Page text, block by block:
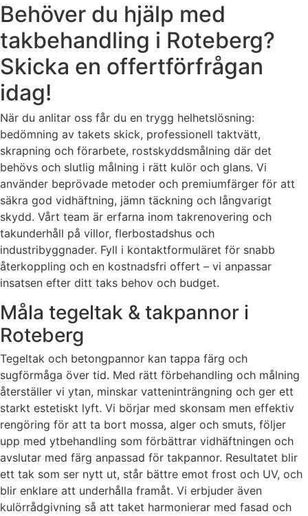
Behöver du hjälp med
takbehandling i Roteberg?
Skicka en offertförfrågan
idag!
När du anlitar oss får du en trygg helhetslösning:
bedömning av takets skick, professionell taktvätt,
skrapning och förarbete, rostskyddsmålning där det
behövs och slutlig målning i rätt kulör och glans. Vi
använder beprövade metoder och premiumfärger för att
säkra god vidhäftning, jämn täckning och långvarigt
skydd. Vårt team är erfarna inom takrenovering och
takunderhåll på villor, flerbostadshus och
industribyggnader. Fyll i kontaktformuläret för snabb
återkoppling och en kostnadsfri offert – vi anpassar
insatsen efter ditt taks behov och budget.
Måla tegeltak & takpannor i
Roteberg
Tegeltak och betongpannor kan tappa färg och
sugförmåga över tid. Med rätt förbehandling och målning
återställer vi ytan, minskar vatteninträngning och ger ett
starkt estetiskt lyft. Vi börjar med skonsam men effektiv
rengöring för att ta bort mossa, alger och smuts, följer
upp med ytbehandling som förbättrar vidhäftningen och
avslutar med färg anpassad för takpannor. Resultatet blir
ett tak som ser nytt ut, står bättre emot frost och UV, och
blir enklare att underhålla framåt. Vi erbjuder även
kulörrådgivning så att taket harmonierar med fasad och